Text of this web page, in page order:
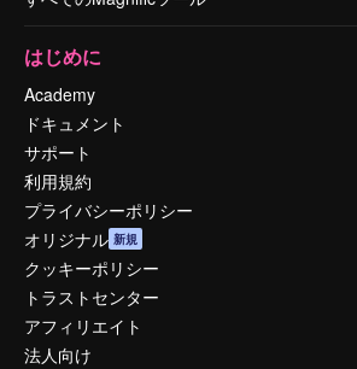
はじめに
Academy
ドキュメント
サポート
利用規約
プライバシーポリシー
オリジナル 新規
クッキーポリシー
トラストセンター
アフィリエイト
法人向け